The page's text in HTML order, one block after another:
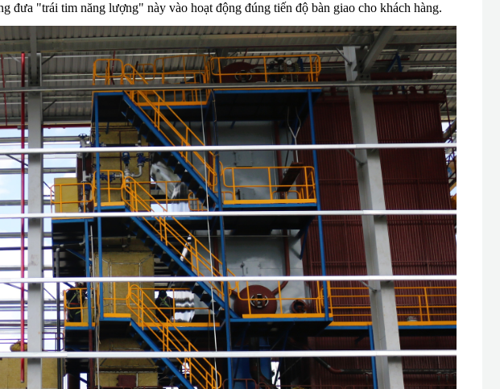
đưa "trái tim năng lượng" này vào hoạt động đúng tiến độ bàn giao cho khách hàng.